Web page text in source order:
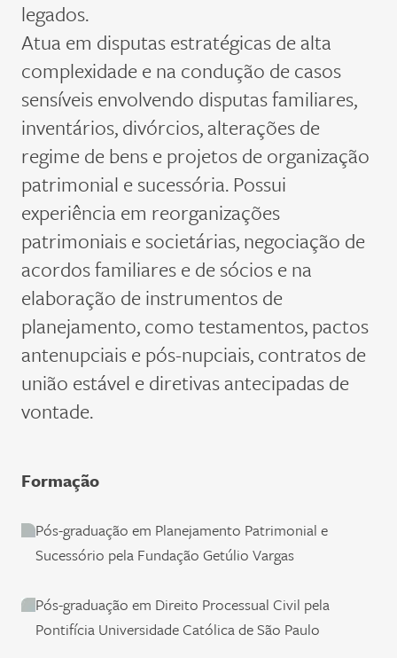
legados.
Atua em disputas estratégicas de alta
complexidade e na condução de casos
sensíveis envolvendo disputas familiares,
inventários, divórcios, alterações de
regime de bens e projetos de organização
patrimonial e sucessória. Possui
experiência em reorganizações
patrimoniais e societárias, negociação de
acordos familiares e de sócios e na
elaboração de instrumentos de
planejamento, como testamentos, pactos
antenupciais e pós-nupciais, contratos de
união estável e diretivas antecipadas de
vontade.
Formação
Pós-graduação em Planejamento Patrimonial e
Sucessório pela Fundação Getúlio Vargas
Pós-graduação em Direito Processual Civil pela
Pontifícia Universidade Católica de São Paulo